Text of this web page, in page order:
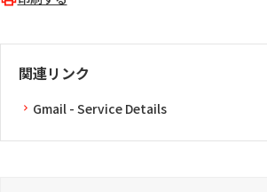
関連リンク
Gmail - Service Details